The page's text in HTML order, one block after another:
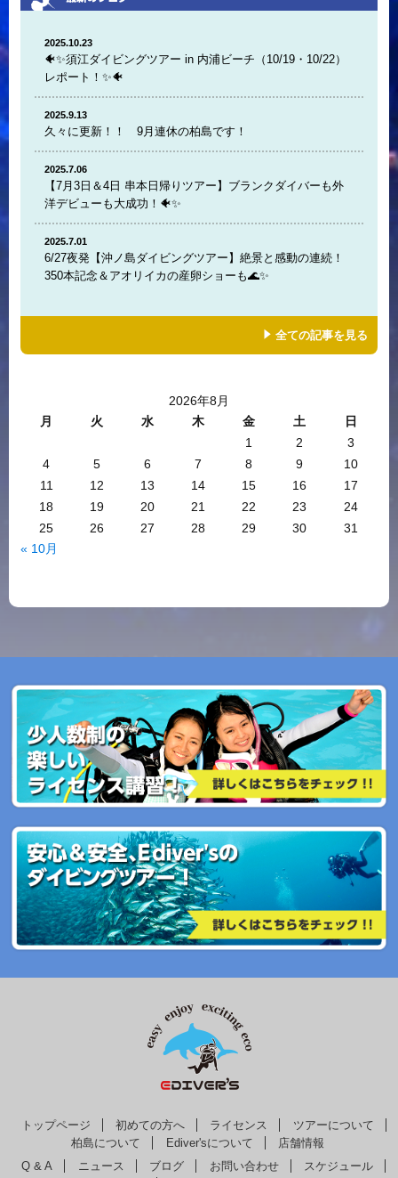
2025.10.23
🐠✨須江ダイビングツアー in 内浦ビーチ（10/19・10/22）
レポート！✨🐠
2025.9.13
久々に更新！！ 9月連休の柏島です！
2025.7.06
【7月3日＆4日 串本日帰りツアー】ブランクダイバーも外
洋デビューも大成功！🐠✨
2025.7.01
6/27夜発【沖ノ島ダイビングツアー】絶景と感動の連続！
350本記念＆アオリイカの産卵ショーも🌊✨
全ての記事を見る
2026年8月
月
火 水 木 金 土
日
1
2
3
4
5 6 7 8 9
10
11
12 13 14 15 16
17
18
19 20 21 22 23
24
25
26 27 28 29 30
31
« 10月
トップページ 初めての方へ ライセンス
ツアーについて
柏島について
Ediver'sについて
店舗情報
Q & A
ニュース ブログ お問い合わせ
スケジュール